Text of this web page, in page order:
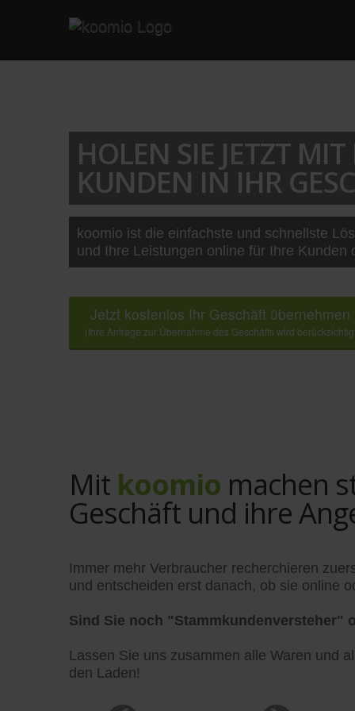
HOLEN SIE JETZT
KUNDEN IN IHR
koomio ist die einfachste und schnellste
und Ihre Leistungen online für Ihre Kunden
Jetzt kostenlos Ihr Geschäft übernehmen
(Ihre Anfrage zur Übernahme des Geschäfts wird
Mit koomio machen
Geschäft und ihre
Immer mehr Verbraucher recherchieren
und entscheiden erst danach, ob sie online
Sind Sie noch "Stammkundenversteher"
Lassen Sie uns zusammen alle Waren und
den Laden!